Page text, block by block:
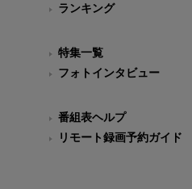
ランキング
特集一覧
フォトインタビュー
番組表ヘルプ
リモート録画予約ガイド